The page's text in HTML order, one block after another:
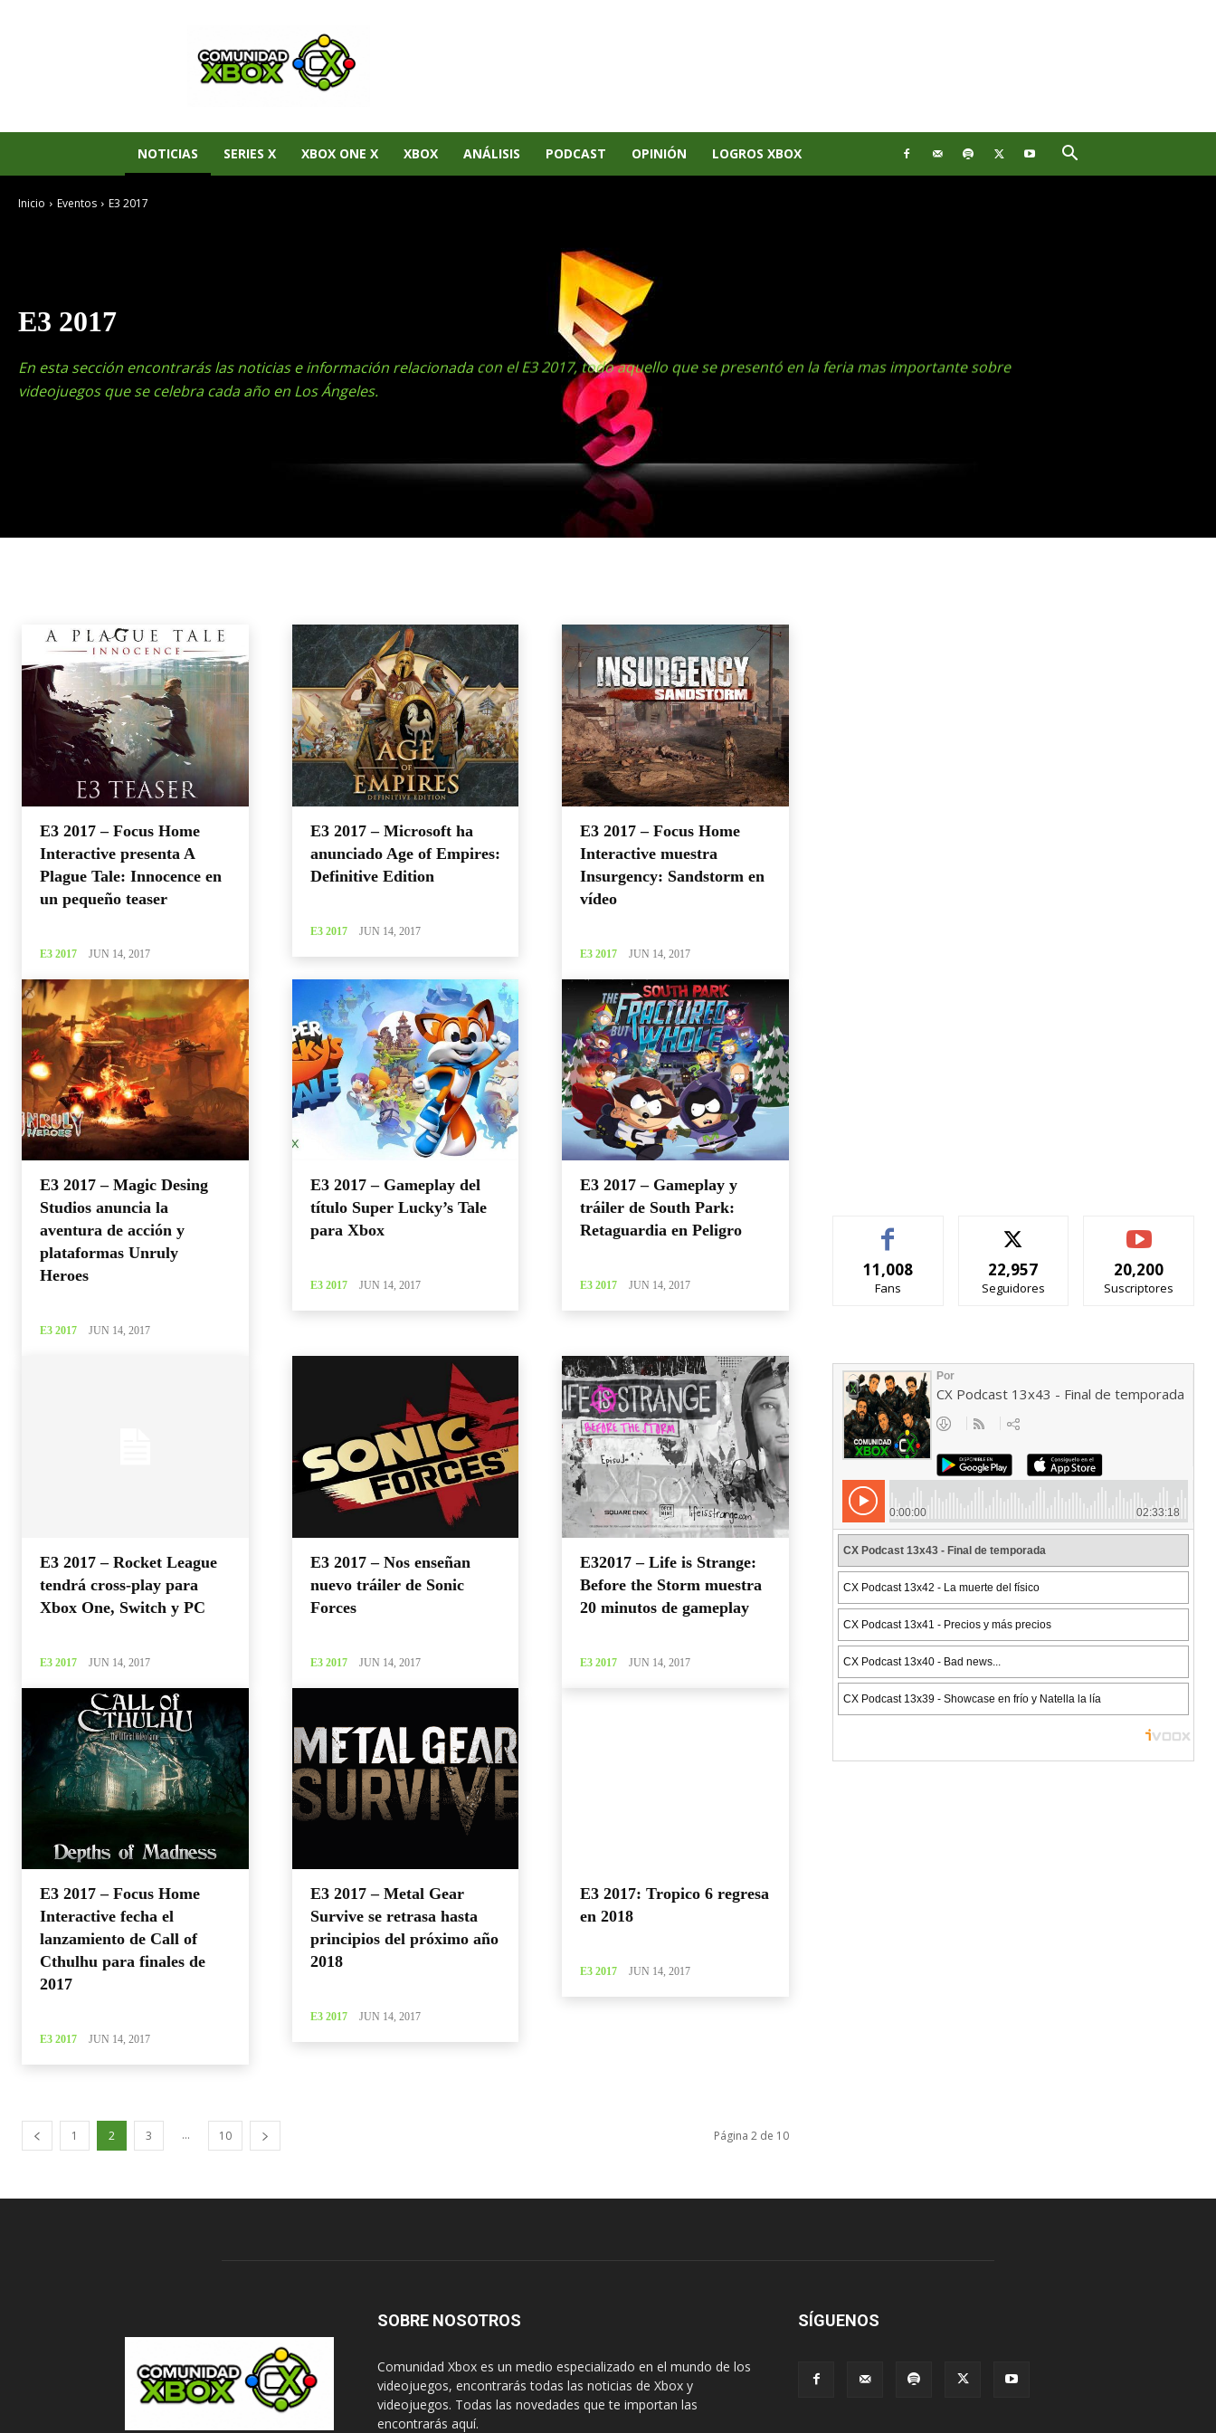
Noticias
de
Xbox
Series
Xbox
One
NOTICIAS SERIES X XBOX ONE X XBOX ANÁLISIS PODCAST OPINIÓN LOGROS XBOX
Inicio Eventos E3 2017
E3 2017
En esta sección encontrarás las noticias e información relacionada con el E3 2017, todo aquello que se presentó en la feria mas importante sobre
videojuegos que se celebra cada año en Los Ángeles.
E3 2017 – Focus Home
Interactive presenta A
Plague Tale: Innocence en
un pequeño teaser
E3 2017 JUN 14, 2017
E3 2017 – Microsoft ha
anunciado Age of Empires:
Definitive Edition
E3 2017 JUN 14, 2017
E3 2017 – Focus Home
Interactive muestra
Insurgency: Sandstorm en
vídeo
E3 2017 JUN 14, 2017
E3 2017 – Magic Desing
Studios anuncia la
aventura de acción y
plataformas Unruly
Heroes
E3 2017 JUN 14, 2017
E3 2017 – Gameplay del
título Super Lucky’s Tale
para Xbox
E3 2017 JUN 14, 2017
E3 2017 – Gameplay y
tráiler de South Park:
Retaguardia en Peligro
E3 2017 JUN 14, 2017
E3 2017 – Rocket League
tendrá cross-play para
Xbox One, Switch y PC
E3 2017 JUN 14, 2017
E3 2017 – Nos enseñan
nuevo tráiler de Sonic
Forces
E3 2017 JUN 14, 2017
E32017 – Life is Strange:
Before the Storm muestra
20 minutos de gameplay
E3 2017 JUN 14, 2017
E3 2017 – Focus Home
Interactive fecha el
lanzamiento de Call of
Cthulhu para finales de
2017
E3 2017 JUN 14, 2017
E3 2017 – Metal Gear
Survive se retrasa hasta
principios del próximo año
2018
E3 2017 JUN 14, 2017
E3 2017: Tropico 6 regresa
en 2018
E3 2017 JUN 14, 2017
1 2 3 ... 10 Página 2 de 10
11,008
Fans
22,957
Seguidores
20,200
Suscriptores
SOBRE NOSOTROS
Comunidad Xbox es un medio especializado en el mundo de los
videojuegos, encontrarás todas las noticias de Xbox y
videojuegos. Todas las novedades que te importan las
encontrarás aquí.
SÍGUENOS